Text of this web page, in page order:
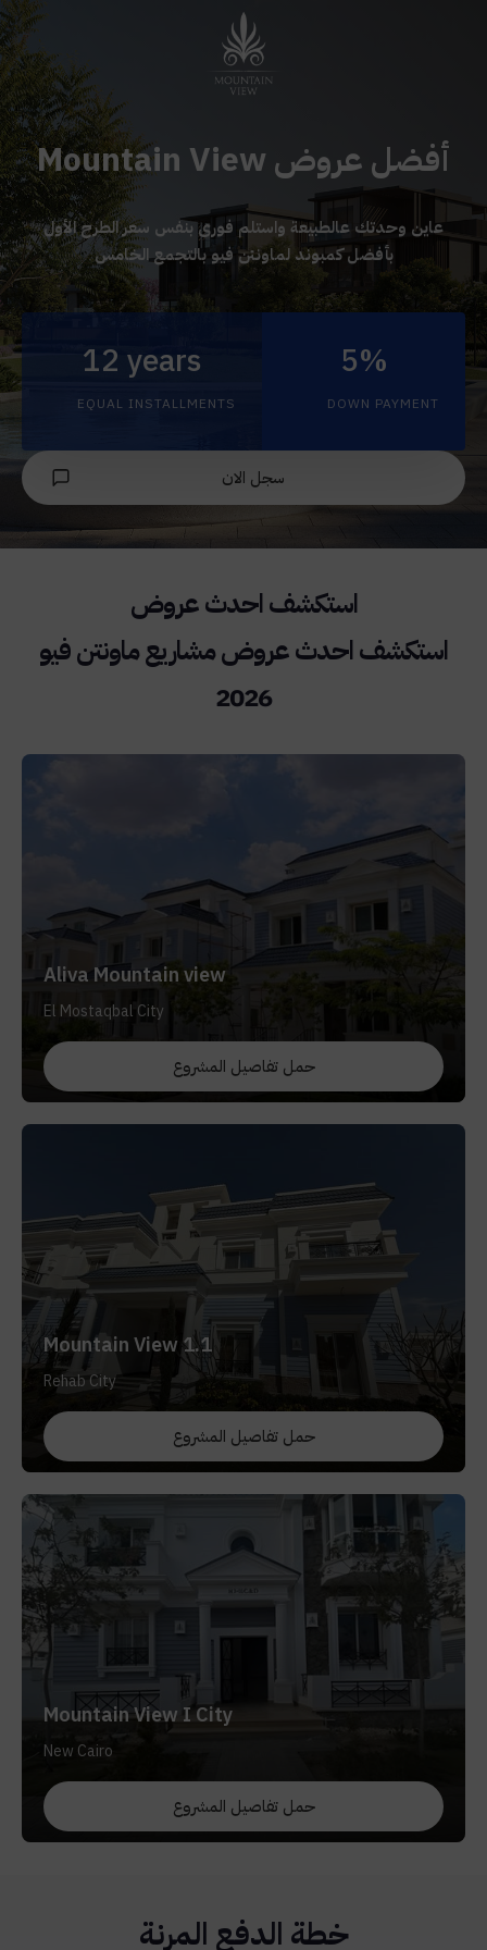
أفضل عروض Mountain View
عاين وحدتك عالطبيعة واستلم فورى بنفس سعر الطرح الأول
بأفضل كمبوند لماونتن فيو بالتجمع الخامس
5%
DOWN PAYMENT
12 years
EQUAL INSTALLMENTS
سجل الان
استكشف احدث عروض مشاريع ماونتن فيو
2026
Aliva Mountain view
El Mostaqbal City
حمل تفاصيل المشروع
Mountain View 1.1
Rehab City
حمل تفاصيل المشروع
Mountain View I City
New Cairo
حمل تفاصيل المشروع
خطة الدفع المرنة